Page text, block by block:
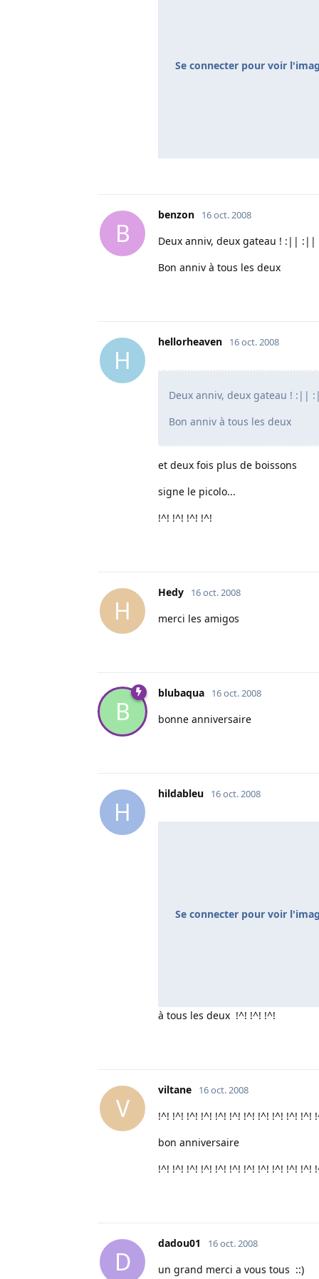
Se connecter pour voir
B
benzon 16 oct. 2008
Deux anniv, deux gateau ! :|| :||
Bon anniv à tous les deux
H
hellorheaven 16 oct. 2008
Deux anniv, deux gateau ! :||
Bon anniv à tous les deux
et deux fois plus de boissons
signe le picolo...
!^! !^! !^! !^!
H
Hedy 16 oct. 2008
merci les amigos
B
blubaqua 16 oct. 2008
bonne anniversaire
H
hildableu 16 oct. 2008
Se connecter pour voir
à tous les deux !^! !^! !^!
V
viltane 16 oct. 2008
!^! !^! !^! !^! !^! !^! !^! !^! !^! !^! !^!
bon anniversaire
!^! !^! !^! !^! !^! !^! !^! !^! !^! !^! !^!
D
dadou01 16 oct. 2008
un grand merci a vous tous ::)